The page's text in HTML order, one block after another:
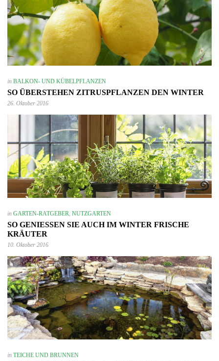
in BALKON- UND KÜBELPFLANZEN
SO ÜBERSTEHEN ZITRUSPFLANZEN DEN WINTER
26. Oktober 2016
in GARTEN-RATGEBER NUTZGARTEN
SO GENIESSEN SIE AUCH IM WINTER FRISCHE K
RÄUTER
10. Oktober 2016
in TEICHE UND BRUNNEN